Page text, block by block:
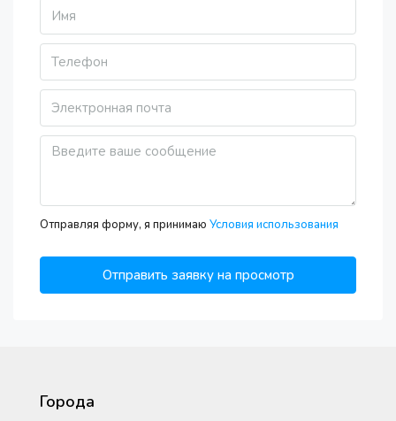
Отправляя форму, я принимаю Условия использования
Отправить заявку на просмотр
Города